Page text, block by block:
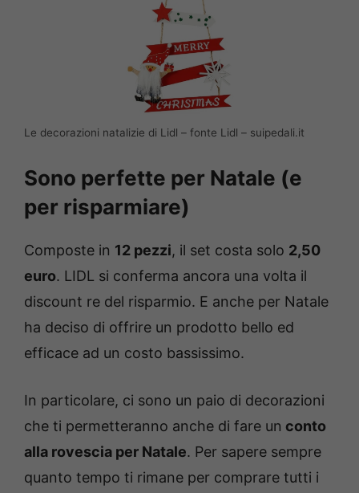
Le decorazioni natalizie di Lidl – fonte Lidl – suipedali.it
Sono perfette per Natale (e
per risparmiare)
Composte in 12 pezzi, il set costa solo 2,50
euro. LIDL si conferma ancora una volta il
discount re del risparmio. E anche per Natale
ha deciso di offrire un prodotto bello ed
efficace ad un costo bassissimo.
In particolare, ci sono un paio di decorazioni
che ti permetteranno anche di fare un conto
alla rovescia per Natale. Per sapere sempre
quanto tempo ti rimane per comprare tutti i